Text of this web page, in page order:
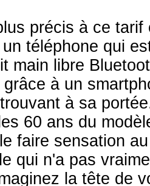
précis à ce tarif
téléphone qui
main libre
à un
à sa
60 ans du
faire sensation
qui n'a pas
la tête de